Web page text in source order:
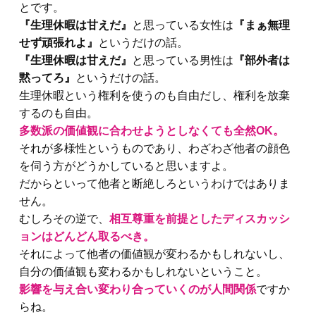
とです。
『生理休暇は甘えだ』
と思っている女性は 『まぁ無理
せず頑張れよ』
というだけの話。
『生理休暇は甘えだ』
と思っている男性は 『部外者は
黙ってろ』
というだけの話。
生理休暇という権利を使うのも自由だし、権利を放棄
するのも自由。
多数派の価値観に合わせようとしなくても全然OK。
それが多様性というものであり、わざわざ他者の顔色
を伺う方がどうかしていると思いますよ。
だからといって他者と断絶しろというわけではありま
せん。
むしろその逆で、 相互尊重を前提としたディスカッシ
ョンはどんどん取るべき。
それによって他者の価値観が変わるかもしれないし、
自分の価値観も変わるかもしれないということ。
影響を与え合い変わり合っていくのが人間関係ですか
らね。